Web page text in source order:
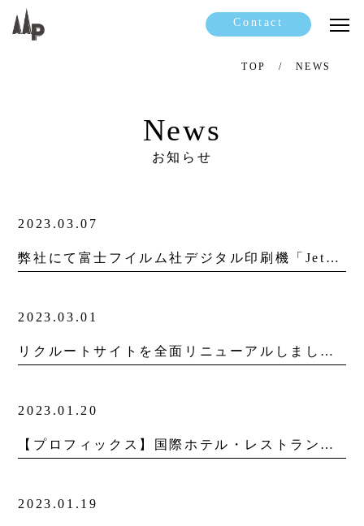
Contact
TOP NEWS
News
お知らせ
2023.03.07
弊社にて富士フイルム社デジタル印刷機「JetPress750S」の内覧会が実施されました。
2023.03.01
リクルートサイトを全面リニューアルしました。
2023.01.20
【プロフィックス】国際ホテル・レストランショーに出展いたします。
2023.01.19